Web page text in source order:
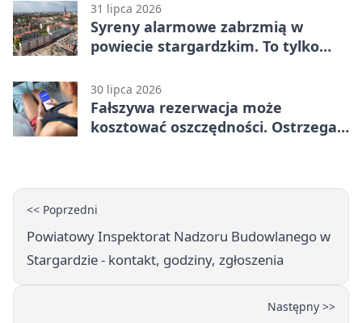
31 lipca 2026
Syreny alarmowe zabrzmią w
powiecie stargardzkim. To tylko
30 lipca 2026
Fałszywa rezerwacja może
kosztować oszczędności. Ostrzega
<< Poprzedni
Powiatowy Inspektorat Nadzoru Budowlanego w
Stargardzie - kontakt, godziny, zgłoszenia
Następny >>